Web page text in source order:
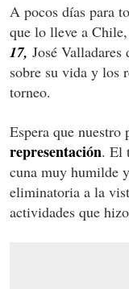
A pocos días para
que lo lleve a
17, José
sobre su vida y los
torneo.
Espera que nuestro
representación. El
cuna muy humilde
eliminatoria a la
actividades que